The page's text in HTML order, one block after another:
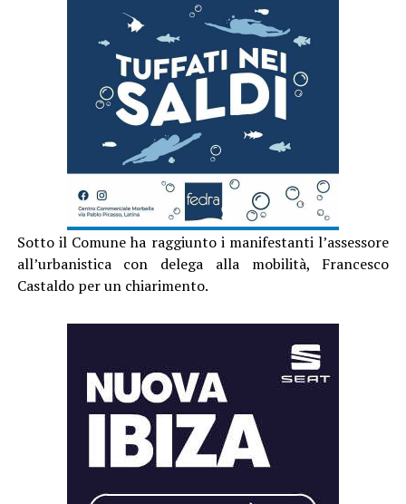
Sotto il Comune ha raggiunto i manifestanti l’assessore
all’urbanistica con delega alla mobilità, Francesco
Castaldo per un chiarimento.